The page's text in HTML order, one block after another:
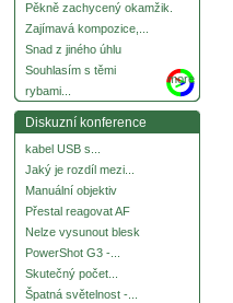
Pěkně zachycený okamžik.
Zajímavá kompozice,...
Snad z jiného úhlu
Souhlasím s těmi
rybami...
more
Diskuzní konference
kabel USB s...
Jaký je rozdíl mezi...
Manuální objektiv
Přestal reagovat AF
Nelze vysunout blesk
PowerShot G3 -...
Skutečný počet...
Špatná světelnost -...